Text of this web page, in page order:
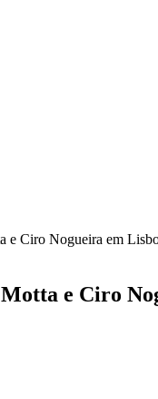
e Ciro Nogueira em
e Ciro